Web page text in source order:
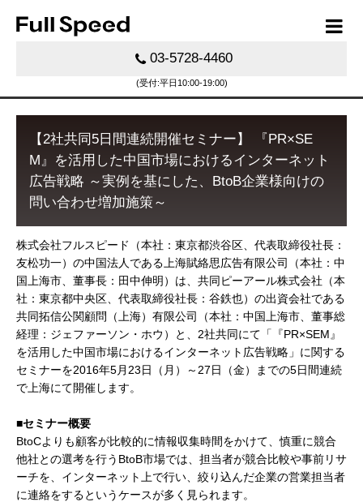
03-5728-4460
(受付:平日10:00-19:00)
【2社共同5日間連続開催セミナー】 『PR×SE
M』を活用した中国市場におけるインターネット
広告戦略 ～実例を基にした、BtoB企業様向けの
問い合わせ増加施策～
株式会社フルスピード（本社：東京都渋谷区、代表取締役社長：
友松功一）の中国法人である上海賦絡思広告有限公司（本社：中
国上海市、董事長：田中伸明）は、共同ピーアール株式会社（本
社：東京都中央区、代表取締役社長：谷鉄也）の出資会社である
共同拓信公関顧問（上海）有限公司（本社：中国上海市、董事総
経理：ジェファーソン・ホウ）と、2社共同にて「『PR×SEM』
を活用した中国市場におけるインターネット広告戦略」に関する
セミナーを2016年5月23日（月）～27日（金）までの5日間連続
で上海にて開催し ます。
■セミナー概要
BtoCよりも顧客が比較的に情報収集時間をかけて、慎重に競合
他社との選考を行うBtoB市場では、担当者が競合比較や事前リサ
ーチを、インターネット上で行い、絞り込んだ企業の営業担当者
に連絡をするというケースが多く見られます。